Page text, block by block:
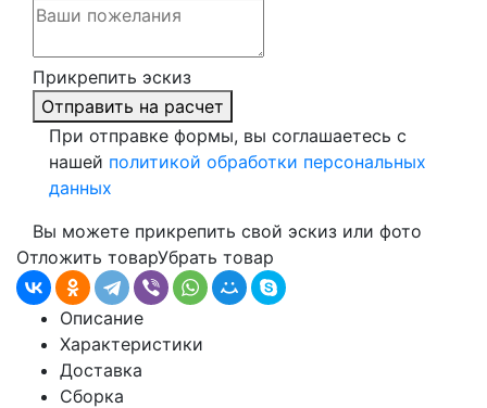
Прикрепить эскиз
Отправить на расчет
При отправке формы, вы соглашаетесь с
нашей политикой обработки персональных
данных
Вы можете прикрепить свой эскиз или фото
Отложить товарУбрать товар
Описание
Характеристики
Доставка
Сборка